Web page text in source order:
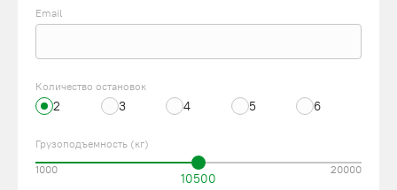
Email
Количество остановок
2 3 4 5 6
Грузоподъемность (кг)
10500
1000 20000